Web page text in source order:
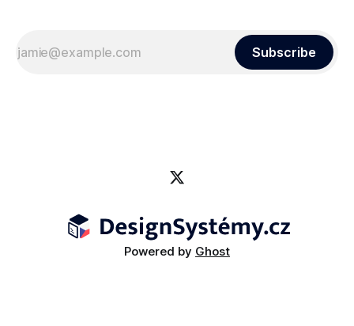
Subscribe
Powered by Ghost